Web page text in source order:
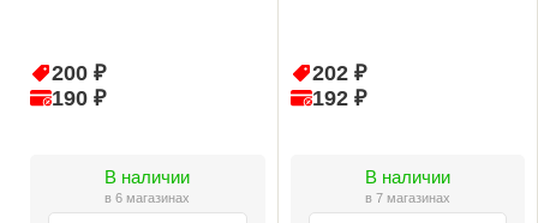
200 ₽
190 ₽
В наличии
в 6 магазинах
202 ₽
192 ₽
В наличии
в 7 магазинах